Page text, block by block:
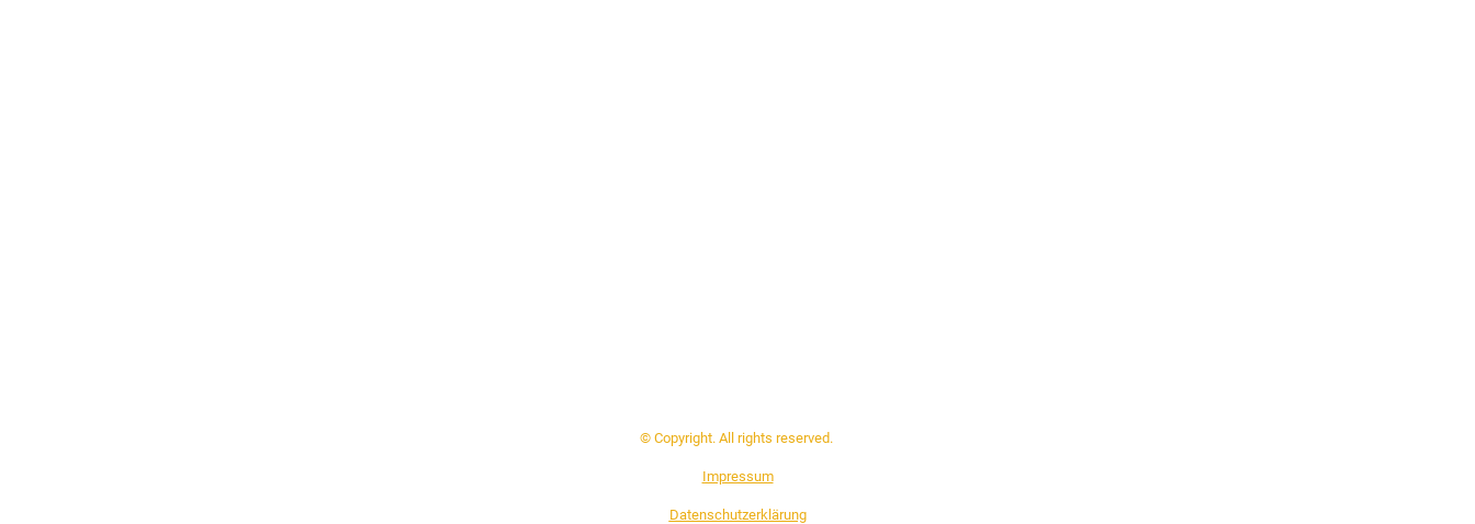
© Copyright. All rights reserved.
Impressum
Datenschutzerklärung